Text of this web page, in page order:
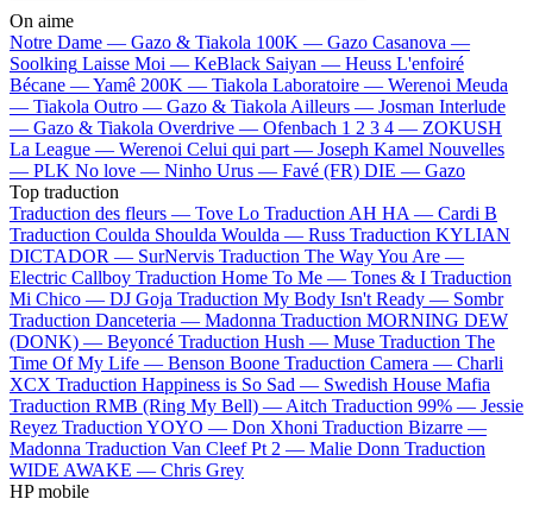
On aime
Notre Dame — Gazo & Tiakola 100K — Gazo Casanova —
Soolking Laisse Moi — KeBlack Saiyan — Heuss L'enfoiré
Bécane —Yamê 200K — Tiakola Laboratoire — Werenoi Meuda
— Tiakola Outro — Gazo & Tiakola Ailleurs — Josman Interlude
— Gazo & Tiakola Overdrive — Ofenbach 1 2 3 4 — ZOKUSH
La League — Werenoi Celui qui part — Joseph Kamel Nouvelles
— PLK No love — Ninho Urus — Favé (FR) DIE — Gazo
Top traduction
Traduction des fleurs — Tove Lo Traduction AH HA — Cardi B
Traduction Coulda Shoulda Woulda — Russ Traduction KYLIAN
DICTADOR — SurNervis Traduction The Way You Are —
Electric Callboy Traduction Home To Me — Tones & I Traduction
Mi Chico — DJ Goja Traduction My Body Isn't Ready — Sombr
Traduction Danceteria — Madonna Traduction MORNING DEW
(DONK) — Beyoncé Traduction Hush — Muse Traduction The
Time Of My Life — Benson Boone Traduction Camera — Charli
XCX Traduction Happiness is So Sad — Swedish House Mafia
Traduction RMB (Ring My Bell) — Aitch Traduction 99% — Jessie
Reyez Traduction YOYO — Don Xhoni Traduction Bizarre —
Madonna Traduction Van Cleef Pt 2 — Malie Donn Traduction
WIDE AWAKE — Chris Grey
HP mobile